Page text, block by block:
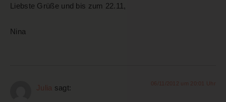
Liebste Grüße und bis zum 22.11,
Nina
Julia sagt: 06/11/2012 um 20:01 Uhr